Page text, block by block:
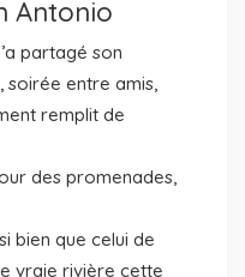
Antonio
partagé son
soirée entre amis,
remplit de
des promenades,
bien que celui de
vraie rivière cette